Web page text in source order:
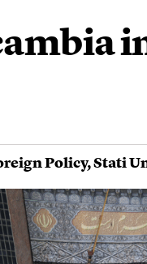
Policy,Stati